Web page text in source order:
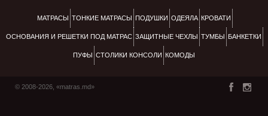
МАТРАСЫ ТОНКИЕ МАТРАСЫ ПОДУШКИ ОДЕЯЛА КРОВАТИ
ОСНОВАНИЯ И РЕШЕТКИ ПОД МАТРАС ЗАЩИТНЫЕ ЧЕХЛЫ ТУМБЫ БАНКЕТКИ
ПУФЫ СТОЛИКИ КОНСОЛИ КОМОДЫ
© 2008-2026, «matras.md»